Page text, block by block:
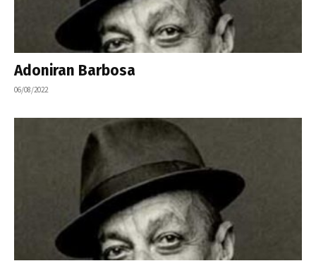
Adoniran Barbosa
06/08/2022